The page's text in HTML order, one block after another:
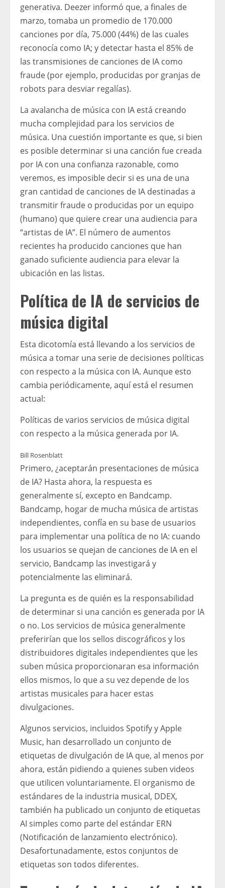
generativa. Deezer informó que, a finales de
marzo, tomaba un promedio de 170.000
canciones por día, 75.000 (44%) de las cuales
reconocía como IA; y detectar hasta el 85% de
las transmisiones de canciones de IA como
fraude (por ejemplo, producidas por granjas de
robots para desviar regalías).
La avalancha de música con IA está creando
mucha complejidad para los servicios de
música. Una cuestión importante es que, si bien
es posible determinar si una canción fue creada
por IA con una confianza razonable, como
veremos, es imposible decir si es una de una
gran cantidad de canciones de IA destinadas a
transmitir fraude o producidas por un equipo
(humano) que quiere crear una audiencia para
“artistas de IA”. El número de aumentos
recientes ha producido canciones que han
ganado suficiente audiencia para elevar la
ubicación en las listas.
Política de IA de servicios de
música digital
Esta dicotomía está llevando a los servicios de
música a tomar una serie de decisiones políticas
con respecto a la música con IA. Aunque esto
cambia periódicamente, aquí está el resumen
actual:
Políticas de varios servicios de música digital
con respecto a la música generada por IA.
Bill Rosenblatt
Primero, ¿aceptarán presentaciones de música
de IA? Hasta ahora, la respuesta es
generalmente sí, excepto en Bandcamp.
Bandcamp, hogar de mucha música de artistas
independientes, confía en su base de usuarios
para implementar una política de no IA: cuando
los usuarios se quejan de canciones de IA en el
servicio, Bandcamp las investigará y
potencialmente las eliminará.
La pregunta es de quién es la responsabilidad
de determinar si una canción es generada por IA
o no. Los servicios de música generalmente
preferirían que los sellos discográficos y los
distribuidores digitales independientes que les
suben música proporcionaran esa información
ellos mismos, lo que a su vez depende de los
artistas musicales para hacer estas
divulgaciones.
Algunos servicios, incluidos Spotify y Apple
Music, han desarrollado un conjunto de
etiquetas de divulgación de IA que, al menos por
ahora, están pidiendo a quienes suben videos
que utilicen voluntariamente. El organismo de
estándares de la industria musical, DDEX,
también ha publicado un conjunto de etiquetas
AI simples como parte del estándar ERN
(Notificación de lanzamiento electrónico).
Desafortunadamente, estos conjuntos de
etiquetas son todos diferentes.